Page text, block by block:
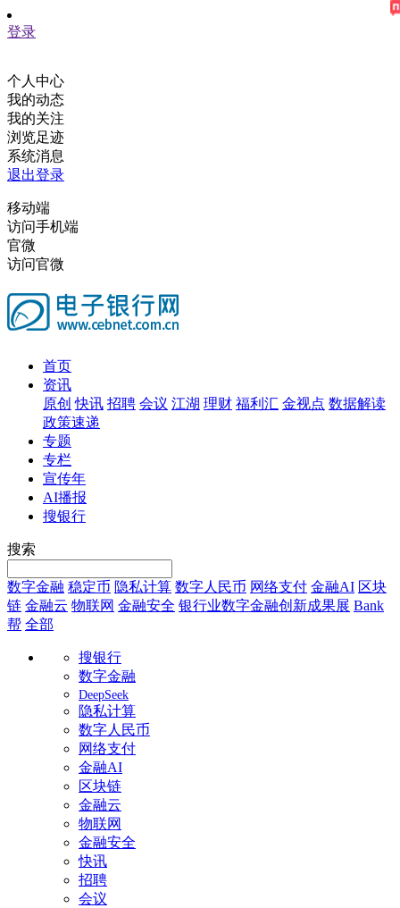
登录
个人中心
我的动态
我的关注
浏览足迹
系统消息
退出登录
移动端
访问手机端
官微
访问官微
首页
资讯
原创 快讯 招聘 会议 江湖 理财 福利汇 金视点 数据解读
政策速递
专题
专栏
宣传年
AI播报
搜银行
搜索
数字金融 稳定币 隐私计算 数字人民币 网络支付 金融AI 区块
链 金融云 物联网 金融安全 银行业数字金融创新成果展 Bank
帮 全部
搜银行
数字金融
DeepSeek
隐私计算
数字人民币
网络支付
金融AI
区块链
金融云
物联网
金融安全
快讯
招聘
会议